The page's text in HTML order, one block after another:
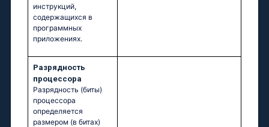
инструкций,
содержащихся в
программных
приложениях.
Разрядность
процессора
Разрядность (биты)
процессора
определяется
размером (в битах)